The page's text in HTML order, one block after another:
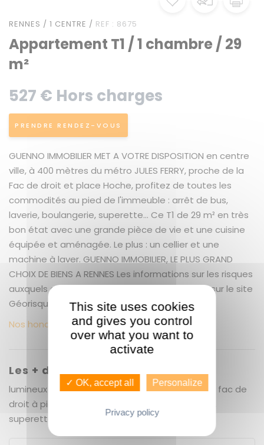
RENNES / 1 CENTRE / REF : 8675
Appartement T1 / 1 chambre / 29
m²
527 € Hors charges
PRENDRE RENDEZ-VOUS
GUENNO IMMOBILIER MET A VOTRE DISPOSITION en centre
ville, à 400 mètres du métro JULES FERRY, proche de la
Fac de droit et place Hoche, profitez de toutes les
commodités au pied de l'immeuble : arrêt de bus,
laverie, boulangerie, superette... Ce T1 de 29 m² en très
bon état avec une grande pièce de vie et une cuisine
équipée et aménagée. Le plus : un cellier et une
machine à laver. GUENNO IMMOBILIER, LE PLUS GRAND
CHOIX DE BIENS A RENNES Les informations sur les risques
auxquels ce bien est exposé sont disponibles sur le site
Géorisques : www.georisques.gouv.fr
Nos honoraires
Les + du bien
lumineux - propre - grande cuisine - 5 mn de la fac de
droit à pied - commerces (boulangerie, laverie,
superette) au pied de l'immeuble
This site uses cookies
and gives you control
over what you want to
activate
✓ OK, accept all Personalize
Privacy policy